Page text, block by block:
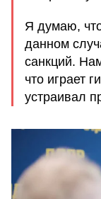
Я думаю,
данном
санкций.
что играет
устраивал